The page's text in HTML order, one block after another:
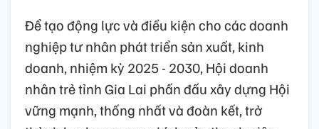
Để tạo động lực và điều kiện cho các doanh
nghiệp tư nhân phát triển sản xuất, kinh
doanh, nhiệm kỳ 2025 - 2030, Hội doanh
nhân trẻ tỉnh Gia Lai phấn đấu xây dựng Hội
vững mạnh, thống nhất và đoàn kết, trở